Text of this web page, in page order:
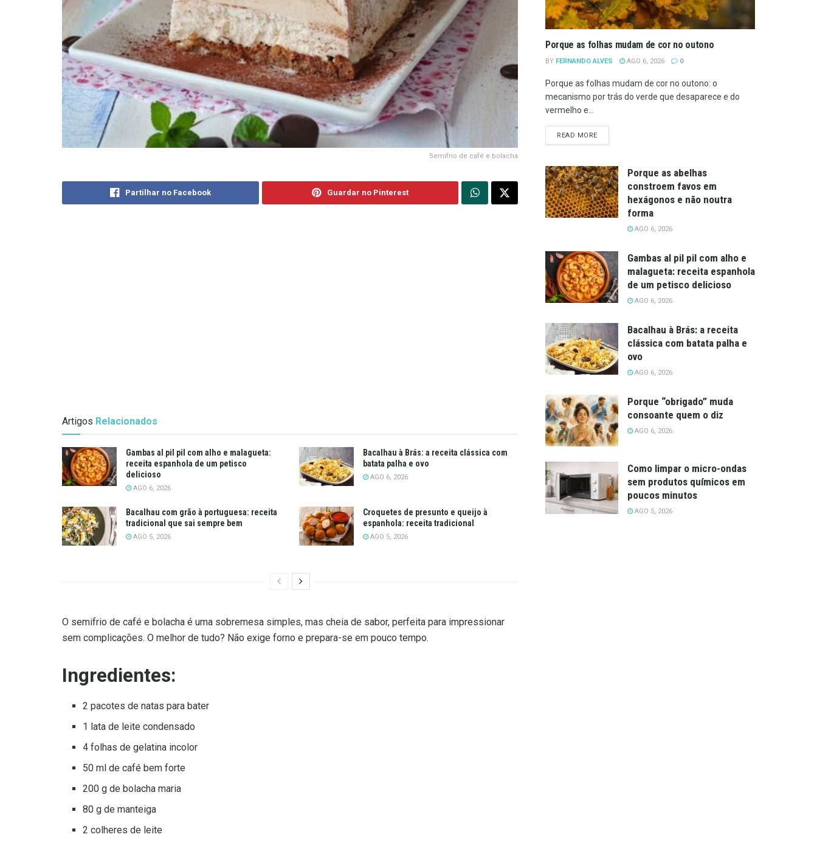
Semifrio de café e bolacha
Partilhar no Facebook Guardar no Pinterest
Artigos Relacionados
Gambas al pil pil com alho e malagueta:
receita espanhola de um petisco
delicioso
AGO 6, 2026
Bacalhau à Brás: a receita clássica com
batata palha e ovo
AGO 6, 2026
Bacalhau com grão à portuguesa: receita
tradicional que sai sempre bem
AGO 5, 2026
Croquetes de presunto e queijo à
espanhola: receita tradicional
AGO 5, 2026
O semifrio de café e bolacha é uma sobremesa simples, mas cheia de sabor, perfeita para impressionar
sem complicações. O melhor de tudo? Não exige forno e prepara-se em pouco tempo.
Ingredientes:
2 pacotes de natas para bater
1 lata de leite condensado
4 folhas de gelatina incolor
50 ml de café bem forte
200 g de bolacha maria
80 g de manteiga
2 colheres de leite
Porque as folhas mudam de cor no outono
BY FERNANDO ALVES AGO 6, 2026 0
Porque as folhas mudam de cor no outono: o
mecanismo por trás do verde que desaparece e do
vermelho e...
READ MOREDETAILS
Porque as abelhas
constroem favos em
hexágonos e não noutra
forma
AGO 6, 2026
Gambas al pil pil com alho e
malagueta: receita espanhola
de um petisco delicioso
AGO 6, 2026
Bacalhau à Brás: a receita
clássica com batata palha e
ovo
AGO 6, 2026
Porque “obrigado” muda
consoante quem o diz
AGO 6, 2026
Como limpar o micro-ondas
sem produtos químicos em
poucos minutos
AGO 5, 2026